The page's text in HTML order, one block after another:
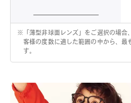
※
「薄型非球面レンズ」をご選択の場
客様の度数に適した範囲の中から、最
す。